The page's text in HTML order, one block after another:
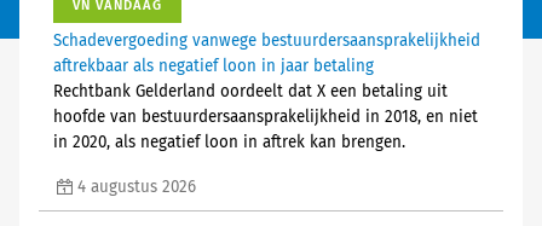
VN VANDAAG
Schadevergoeding vanwege bestuurdersaansprakelijkheid
aftrekbaar als negatief loon in jaar betaling
Rechtbank Gelderland oordeelt dat X een betaling uit
hoofde van bestuurdersaansprakelijkheid in 2018, en niet
in 2020, als negatief loon in aftrek kan brengen.
4 augustus 2026